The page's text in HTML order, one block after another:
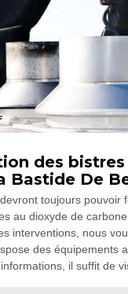
des
Bastide De
toujours
au dioxyde de
interventions, nous
des équipements
il suffit de